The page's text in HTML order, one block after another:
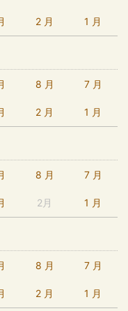
2 月 1 月
8 月 7 月
2 月 1 月
8 月 7 月
2月 1 月
8 月 7 月
2 月 1 月